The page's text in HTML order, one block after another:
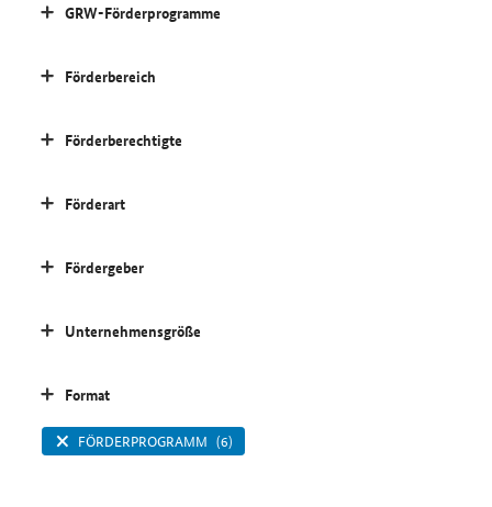
GRW-Förderprogramme
Förderbereich
Förderberechtigte
Förderart
Fördergeber
Unternehmensgröße
Format
FÖRDERPROGRAMM (6)